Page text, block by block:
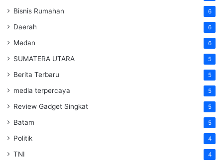
Bisnis Rumahan 6
Daerah 6
Medan 6
SUMATERA UTARA 5
Berita Terbaru 5
media terpercaya 5
Review Gadget Singkat 5
Batam 5
Politik 4
TNI 4